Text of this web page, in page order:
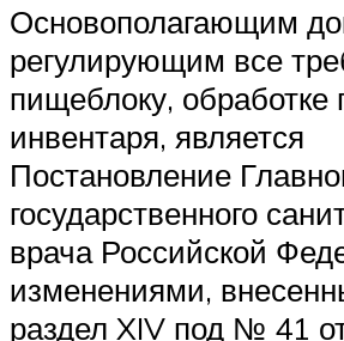
Основополагающим
регулирующим все
пищеблоку, обработке
инвентаря, является
Постановление
государственного
врача Российской
изменениями,
раздел XIV под № 41